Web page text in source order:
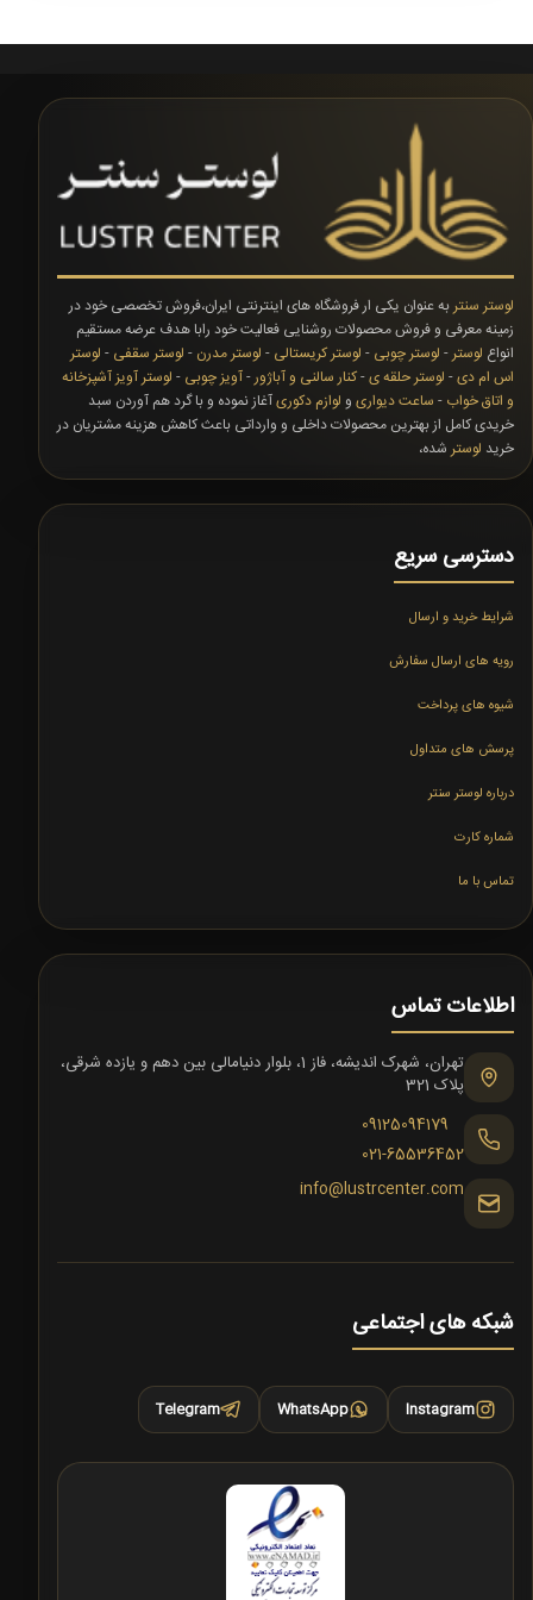
لوستر سنتر به عنوان یکی ار فروشگاه های اینترنتی ایران،فروش تخصصی خود در
زمینه معرفی و فروش محصولات روشنایی فعالیت خود رابا هدف عرضه مستقیم
انواع لوستر - لوستر چوبی - لوستر کریستالی - لوستر مدرن - لوستر سقفی - لوستر
اس ام دی- لوستر حلقه ی-کنار سالنی و آباژور-آویز چوبی - لوستر آویز آشپزخانه
و اتاق خواب - ساعت دیواری و لوازم دکوریآغاز نموده و با گرد هم آوردن سبد
خریدی کامل از بهترین محصولات داخلی و وارداتی باعث کاهش هزینه مشتریان در
خرید لوستر شده،
دسترسی سریع
شرایط خرید و ارسال
رویه های ارسال سفارش
شیوه های پرداخت
پرسش های متداول
درباره لوستر سنتر
شماره کارت
تماس با ما
اطلاعات تماس
تهران، شهرک اندیشه، فاز 1، بلوار دنیامالی بین دهم و یازده شرقی،
پلاک 321
09125094179
021-65536452
info@lustrcenter.com
شبکه های اجتماعی
Instagram
WhatsApp
Telegram